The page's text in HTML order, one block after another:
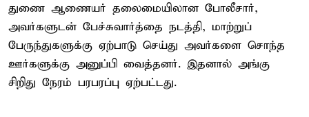
துணை ஆணையர் தலைமையிலான போலீசார்,
அவர்களுடன் பேச்சுவார்த்தை நடத்தி, மாற்றுப்
பேருந்துகளுக்கு ஏற்பாடு செய்து அவர்களை சொந்த
ஊர்களுக்கு அனுப்பி வைத்தனர். இதனால் அங்கு
சிறிது நேரம் பரபரப்பு ஏற்பட்டது.